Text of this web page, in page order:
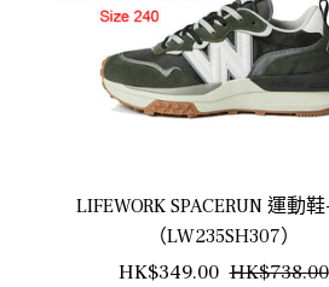
LIFEWORK SPACERUN 運動
（LW235SH307）
正
HK$349.00 HK$738.00